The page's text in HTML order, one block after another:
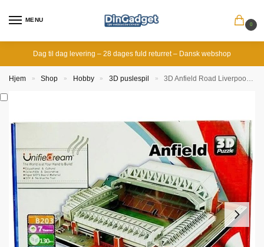
MENU
0
Dag til dag levering – 28 dages fuld returret – Dansk webshop
Hjem » Shop » Hobby » 3D puslespil » 3D Anfield Road Liverpool stadium puslespil